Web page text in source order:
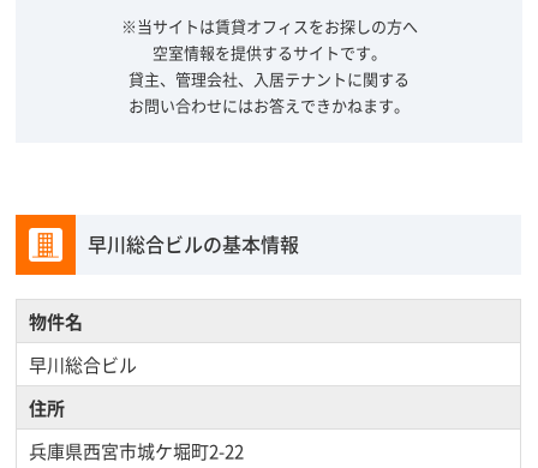
※当サイトは賃貸オフィスをお探しの方へ
空室情報を提供するサイトです。
貸主、管理会社、入居テナントに関する
お問い合わせにはお答えできかねます。
早川総合ビルの基本情報
物件名
早川総合ビル
住所
兵庫県西宮市城ケ堀町2-22